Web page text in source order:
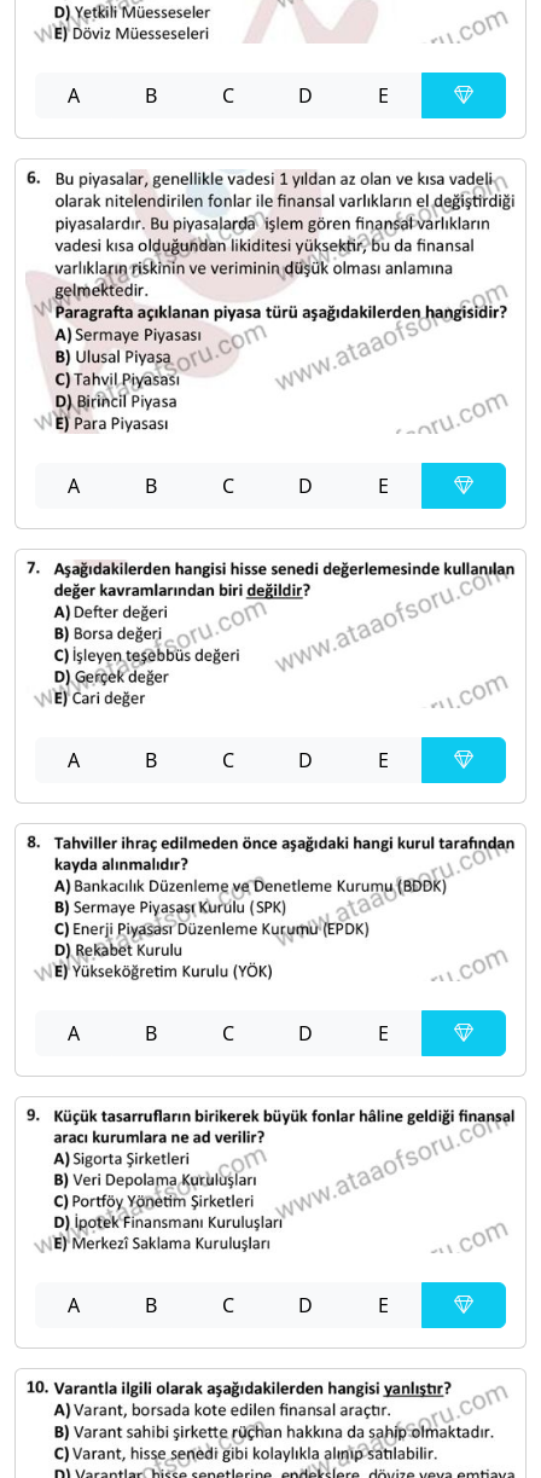
A B C D E
A B C D E
A B C D E
A B C D E
A B C D E